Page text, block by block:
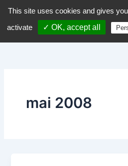
contenu
dZiGue
mai 2008
This site uses cookies and gives
activate
✓ OK, accept all